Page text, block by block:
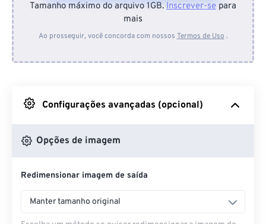
Do dispositivo
Do Google Drive
Do OneDrive
Da URL
Tamanho máximo do arquivo 1GB. Inscrever-se para
mais
Ao prosseguir, você concorda com nossos Termos de Uso .
Configurações avançadas (opcional)
Opções de imagem
Redimensionar imagem de saída
Manter tamanho original